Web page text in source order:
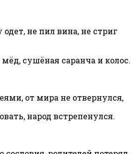
не пил вина, не стриг
сушёная саранча и колос.
от мира не отвернулся,
народ встрепенулся.